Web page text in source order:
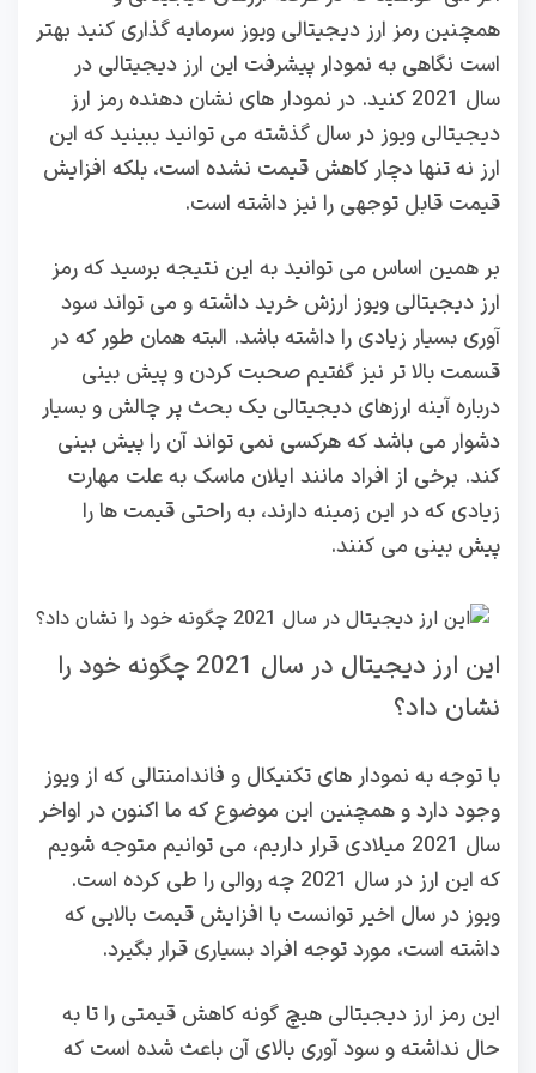
همچنین رمز ارز دیجیتالی ویوز سرمایه گذاری کنید بهتر
است نگاهی به نمودار پیشرفت این ارز دیجیتالی در
سال 2021 کنید. در نمودار های نشان دهنده رمز ارز
دیجیتالی ویوز در سال گذشته می توانید ببینید که این
ارز نه تنها دچار کاهش قیمت نشده است، بلکه افزایش
قیمت قابل توجهی را نیز داشته است.
بر همین اساس می توانید به این نتیجه برسید که رمز
ارز دیجیتالی ویوز ارزش خرید داشته و می تواند سود
آوری بسیار زیادی را داشته باشد. البته همان طور که در
قسمت بالا تر نیز گفتیم صحبت کردن و پیش بینی
درباره آینه ارزهای دیجیتالی یک بحث پر چالش و بسیار
دشوار می باشد که هرکسی نمی تواند آن را پیش بینی
کند. برخی از افراد مانند ایلان ماسک به علت مهارت
زیادی که در این زمینه دارند، به راحتی قیمت ها را
پیش بینی می کنند.
این ارز دیجیتال در سال 2021 چگونه خود را
نشان داد؟
با توجه به نمودار های تکنیکال و فاندامنتالی که از ویوز
وجود دارد و همچنین این موضوع که ما اکنون در اواخر
سال 2021 میلادی قرار داریم، می توانیم متوجه شویم
که این ارز در سال 2021 چه روالی را طی کرده است.
ویوز در سال اخیر توانست با افزایش قیمت بالایی که
داشته است، مورد توجه افراد بسیاری قرار بگیرد.
این رمز ارز دیجیتالی هیچ گونه کاهش قیمتی را تا به
حال نداشته و سود آوری بالای آن باعث شده است که